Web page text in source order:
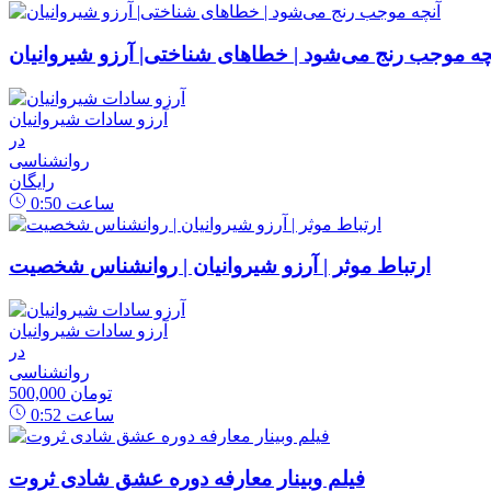
موجب رنج می‌شود | خطاهای شناختی| آرزو شیروانیان
آرزو سادات شیروانیان
در
روانشناسی
رایگان
0:50 ساعت
ارتباط موثر | آرزو شیروانیان | روانشناس شخصیت
آرزو سادات شیروانیان
در
روانشناسی
500,000 تومان
0:52 ساعت
فیلم وبینار معارفه دوره عشق شادی ثروت